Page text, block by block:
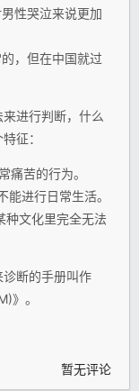
性哭泣来说更加
，但在中国就过
进行判断，什么
征：
痛苦的行为。
进行日常生活。
种文化里完全无法
断的手册叫作
》。
暂无评论